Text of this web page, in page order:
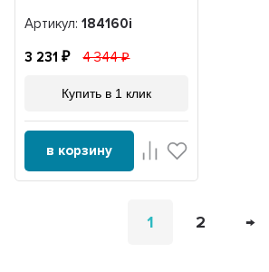
Артикул:184160i
3 231 4 344
Купить в 1 клик
в корзину
1 2 →